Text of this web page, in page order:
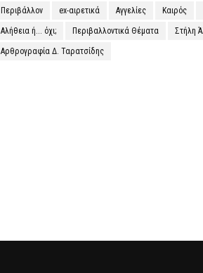
Περιβάλλον ex-αιρετικά Αγγελίες Καιρός
Αλήθεια ή... όχι; Περιβαλλοντικά Θέματα Στήλη
Αρθρογραφία Δ. Ταρατσίδης